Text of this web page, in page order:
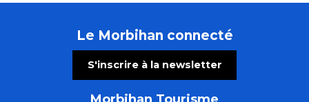
Stage de Danse de la Compagnie Isabelle Payet
Les Ateliers bois de l'été (8 à 16 ans)
Concert musique baroque : rossignol en amour
Le Morbihan connecté
S'inscrire à la newsletter